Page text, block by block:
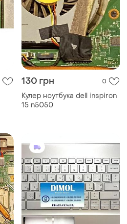
130 грн 0
Кулер ноутбука dell inspiron
15 n5050